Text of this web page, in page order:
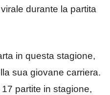
durante la partita
in questa stagione,
sua giovane carriera.
partite in stagione,